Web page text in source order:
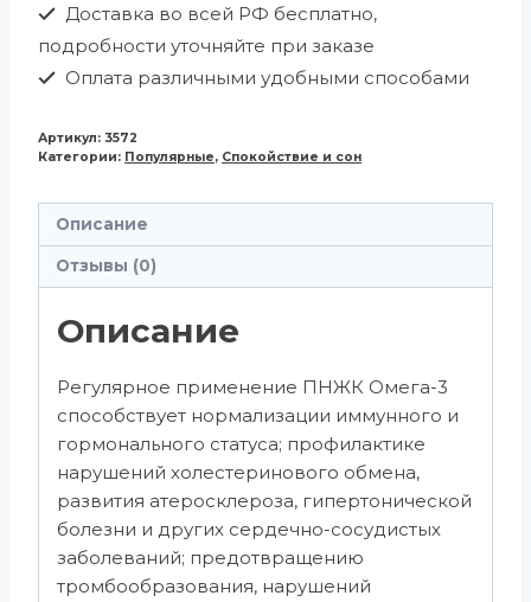
Доставка во всей РФ бесплатно,
подробности уточняйте при заказе
Оплата различными удобными способами
Артикул: 3572
Категории: Популярные, Спокойствие и сон
Описание
Отзывы (0)
Описание
Регулярное применение ПНЖК Омега-3
способствует нормализации иммунного и
гормонального статуса; профилактике
нарушений холестеринового обмена,
развития атеросклероза, гипертонической
болезни и других сердечно-сосудистых
заболеваний; предотвращению
тромбообразования, нарушений